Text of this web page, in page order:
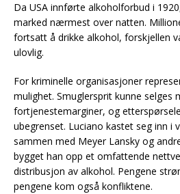
Da USA innførte alkoholforbud i
marked nærmest over natten.
fortsatt å drikke alkohol, forskjellen
ulovlig.
For kriminelle organisasjoner
mulighet. Smuglersprit kunne selges
fortjenestemarginer, og
ubegrenset. Luciano kastet seg inn i
sammen med Meyer Lansky og
bygget han opp et omfattende
distribusjon av alkohol. Pengene
pengene kom også konfliktene.